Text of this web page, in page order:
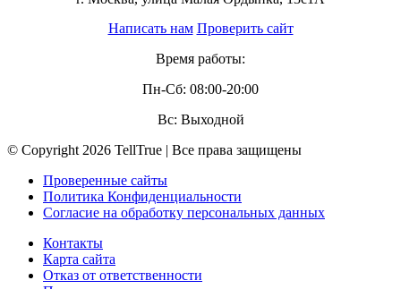
Написать нам Проверить сайт
Время работы:
Пн-Сб: 08:00-20:00
Вс: Выходной
© Copyright 2026 TellTrue | Все права защищены
Проверенные сайты
Политика Конфиденциальности
Согласие на обработку персональных данных
Контакты
Карта сайта
Отказ от ответственности